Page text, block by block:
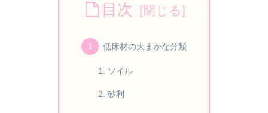
目次
低床材の大まかな分類
ソイル
砂利